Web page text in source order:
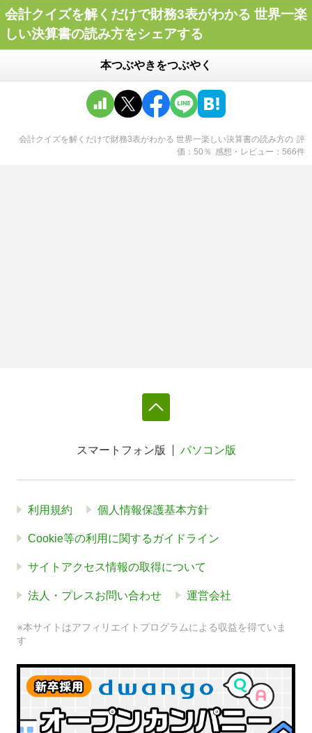
会計クイズを解くだけで財務3表がわかる 世界一楽
しい決算書の読み方をシェアする
本つぶやきをつぶやく
会計クイズを解くだけで財務3表がわかる 世界一楽しい決算書の読み方の 評
価
50 ％ 感想・レビュー 566件
スマートフォン版 パソコン版
利用規約 個人情報保護基本方針
Cookie等の利用に関するガイドライン
サイトアクセス情報の取得について
法人・プレスお問い合わせ 運営会社
※本サイトはアフィリエイトプログラムによる収益を得ていま
す